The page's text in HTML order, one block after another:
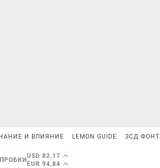
И ВЛИЯНИЕ LEMON GUIDE ЗСД
USD 82,17
EUR 94,84